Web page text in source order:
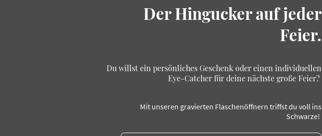
Der Hingucker auf jeder
Feier.
Du willst ein persönliches Geschenk oder einen individuellen
Eye-Catcher für deine nächste große Feier?
Mit unseren gravierten Flaschenöffnern triffst du voll ins
Schwarze!